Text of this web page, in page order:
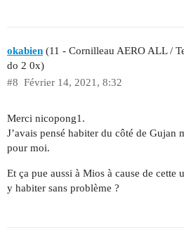
okabien (11 - Cornilleau AERO ALL /
do 2 0x)
Février 14, 2021, 8:32
#8
Merci nicopong1.
J’avais pensé habiter du côté de Gujan
pour moi.
Et ça pue aussi à Mios à cause de cette
y habiter sans problème ?